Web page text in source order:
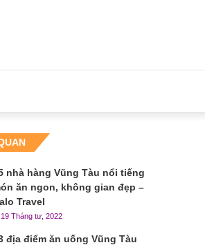
nhà hàng Vũng Tàu nổi tiếng
ăn ngon, không gian đẹp –
Travel
19 Tháng tư, 2022
địa điểm ăn uống Vũng Tàu